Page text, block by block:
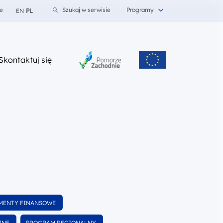
EN PL Szukaj w serwisie Programy
sięz nami
FINANSOWE
Wyfiltruj